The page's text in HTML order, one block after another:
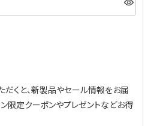
だくと、新製品やセール情報をお届
限定クーポンやプレゼントなどお得